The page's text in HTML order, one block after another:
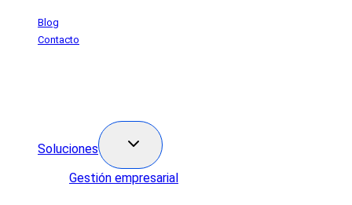
SaltarBlog
Contacto
Soluciones
Gestión empresarial